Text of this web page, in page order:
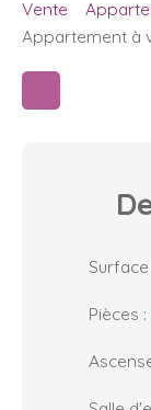
Vente
Appartement à
Surface
Pièces :